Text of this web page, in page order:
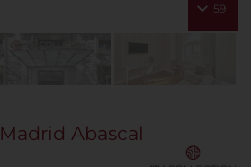
59
Abascal